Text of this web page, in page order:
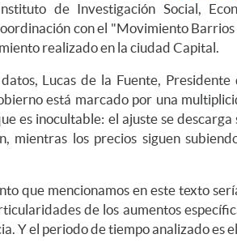
de Investigación Social,
con el "Movimiento
realizado en la ciudad Capital.
Lucas de la Fuente,
está marcado por una
es inocultable: el ajuste se descarga
mientras los precios siguen
que mencionamos en este texto
de los aumentos
Y el periodo de tiempo analizado es